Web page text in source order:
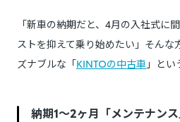
「新車の納期だと、4月の入社式に
ストを抑えて乗り始めたい」そんな
ズナブルな「KINTOの中古車 」とい
納期1〜2ヶ月「メンテナン